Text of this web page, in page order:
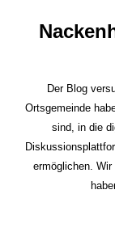
Der Blog
Ortsgemeinde
sind, in die
ermöglichen.